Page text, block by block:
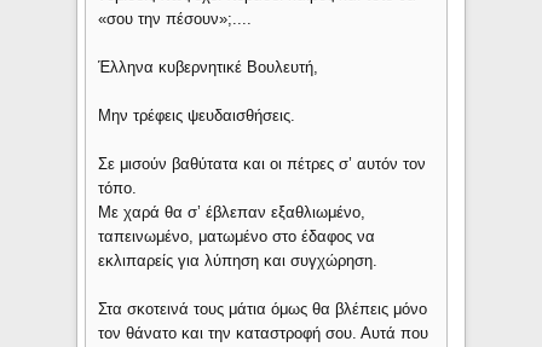
«σου την πέσουν»;....
Έλληνα κυβερνητικέ Βουλευτή,
Μην τρέφεις ψευδαισθήσεις.
Σε μισούν βαθύτατα και οι πέτρες σ’ αυτόν τον
τόπο.
Με χαρά θα σ’ έβλεπαν εξαθλιωμένο,
ταπεινωμένο, ματωμένο στο έδαφος να
εκλιπαρείς για λύπηση και συγχώρηση.
Στα σκοτεινά τους μάτια όμως θα βλέπεις μόνο
τον θάνατο και την καταστροφή σου. Αυτά που